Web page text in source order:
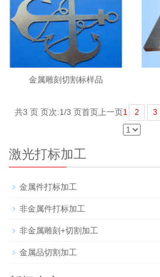
金属雕刻切割标样品
共3 页 页次:1/3 页首页上一页1 2 3
激光打标加工
金属件打标加工
非金属件打标加工
非金属雕刻+切割加工
金属品切割加工